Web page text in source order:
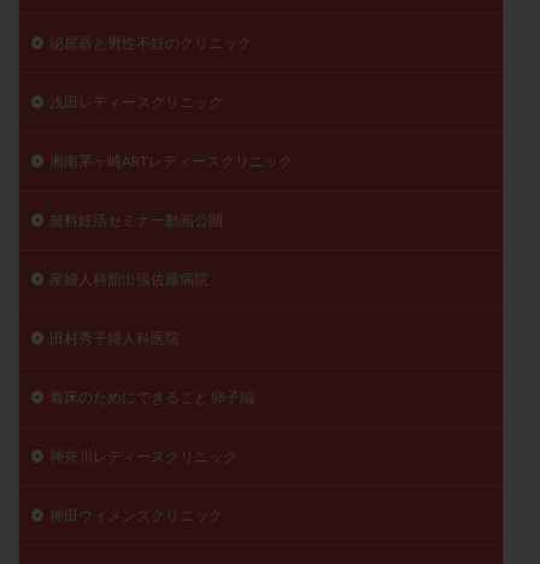
泌尿器と男性不妊のクリニック
浅田レディースクリニック
湘南茅ヶ崎ARTレディースクリニック
無料妊活セミナー動画公開
産婦人科舘出張佐藤病院
田村秀子婦人科医院
着床のためにできること 卵子編
神奈川レディースクリニック
神田ウィメンズクリニック